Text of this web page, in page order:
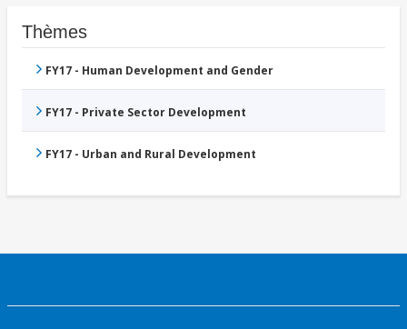
Thèmes
FY17 - Human Development and Gender
FY17 - Private Sector Development
FY17 - Urban and Rural Development